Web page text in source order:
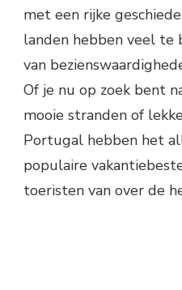
met een rijke
landen hebben veel te
van
Of je nu op zoek bent
mooie stranden of
Portugal hebben het
populaire
toeristen van over de